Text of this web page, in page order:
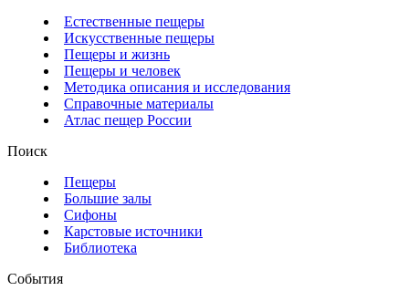
Естественные пещеры
Искусственные пещеры
Пещеры и жизнь
Пещеры и человек
Методика описания и исследования
Справочные материалы
Атлас пещер России
Поиск
Пещеры
Большие залы
Сифоны
Карстовые источники
Библиотека
События